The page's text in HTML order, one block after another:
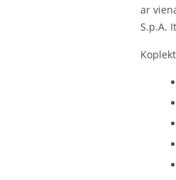
ar
S.p.A.